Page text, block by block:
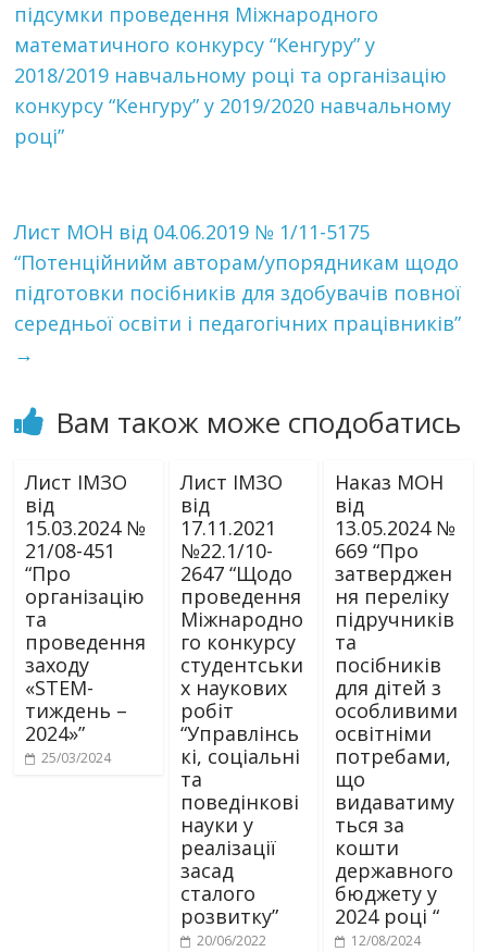
підсумки проведення Міжнародного
математичного конкурсу “Кенгуру” у
2018/2019 навчальному році та організацію
конкурсу “Кенгуру” у 2019/2020 навчальному
році”
Лист МОН від 04.06.2019 № 1/11-5175
“Потенційнийм авторам/упорядникам щодо
підготовки посібників для здобувачів повної
середньої освіти і педагогічних працівників”
→
Вам також може сподобатись
Лист ІМЗО
від
15.03.2024 №
21/08-451
“Про
організацію
та
проведення
заходу
«STEM-
тиждень –
2024»”
25/03/2024
Лист ІМЗО
від
17.11.2021
№22.1/10-
2647 “Щодо
проведення
Міжнародно
го конкурсу
студентськи
х наукових
робіт
“Управлінсь
кі, соціальні
та
поведінкові
науки у
реалізації
засад
сталого
розвитку”
20/06/2022
Наказ МОН
від
13.05.2024 №
669 “Про
затверджен
ня переліку
підручників
та
посібників
для дітей з
особливими
освітніми
потребами,
що
видаватиму
ться за
кошти
державного
бюджету у
2024 році “
12/08/2024